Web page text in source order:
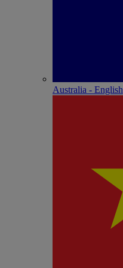
Australia - English